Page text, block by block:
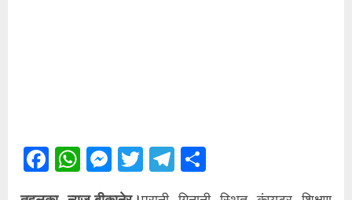
Facebook
WhatsApp
Messenger
TwitterTelegram